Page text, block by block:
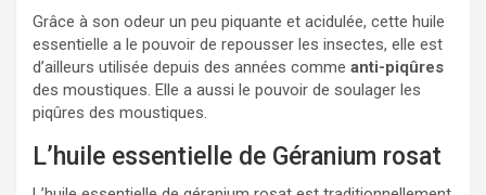
Grâce à son odeur un peu piquante et acidulée, cette huile
essentielle a le pouvoir de repousser les insectes, elle est
d’ailleurs utilisée depuis des années comme anti-piqûres
des moustiques. Elle a aussi le pouvoir de soulager les
piqûres des moustiques.
L’huile essentielle de Géranium rosat